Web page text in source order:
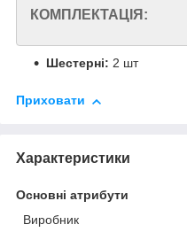
КОМПЛЕКТАЦІЯ:
Шестерні: 2 шт
Приховати
Характеристики
Основні атрибути
Виробник